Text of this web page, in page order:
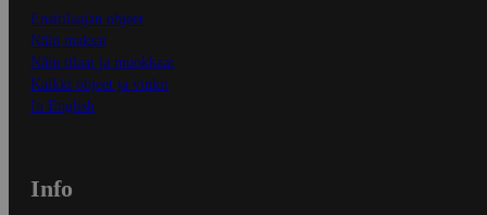
Ensitilaajan ohjeet
Näin maksat
Näin tilaat ja muokkaat
Kaikki ohjeet ja vinkit
In English
Info